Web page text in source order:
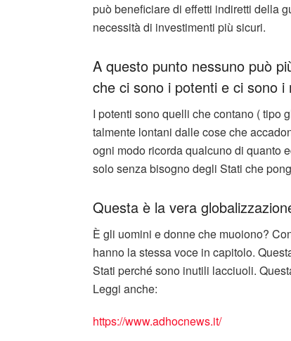
può beneficiare di effetti indiretti della
necessità di investimenti più sicuri.
A questo punto nessuno può
che ci sono i potenti e ci sono i
I potenti sono quelli che contano ( tipo
talmente lontani dalle cose che
ogni modo ricorda qualcuno di quanto
solo senza bisogno degli Stati che
Questa è la vera
È gli uomini e donne che muoiono?
hanno la stessa voce in capitolo.
Stati perché sono inutili lacciuoli.
Leggi anche:
https://www.adhocnews.it/